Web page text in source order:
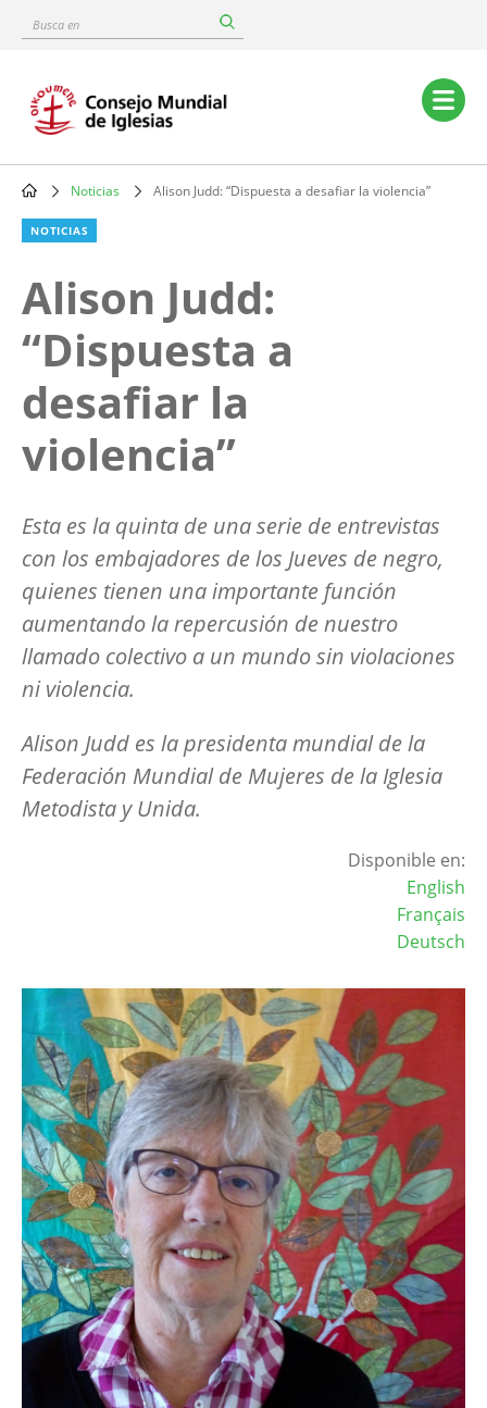
content
Busca
Main
navigation
Breadcrumb
Noticias Alison Judd: “Dispuesta a desafiar la violencia”
NOTICIAS
Alison Judd:
“Dispuesta a
desafiar la
violencia”
Esta es la quinta de una serie de entrevistas
con los embajadores de los Jueves de negro,
quienes tienen una importante función
aumentando la repercusión de nuestro
llamado colectivo a un mundo sin violaciones
ni violencia.
Alison Judd es la presidenta mundial de la
Federación Mundial de Mujeres de la Iglesia
Metodista y Unida.
Disponible en:
English
Français
Deutsch
Image